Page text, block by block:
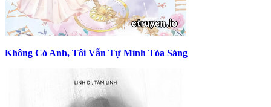
Không Có Anh, Tôi Vẫn Tự Mình Tỏa Sáng